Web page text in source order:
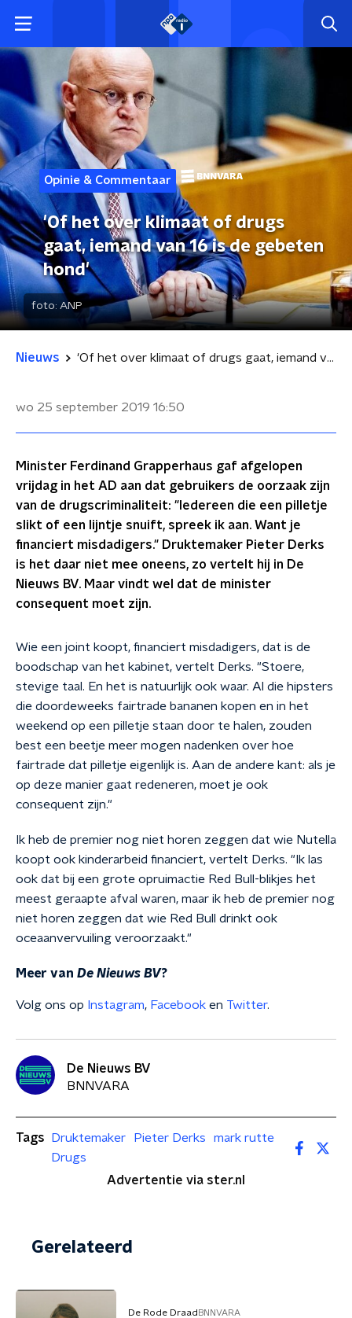
Opinie & Commentaar
'Of het over klimaat of drugs
gaat, iemand van 16 is de gebeten
hond'
foto: ANP
Nieuws 'Of het over klimaat of drugs gaat, iemand van 16 is de gebeten hond'
wo 25 september 2019 16:50
Minister Ferdinand Grapperhaus gaf afgelopen
vrijdag in het AD aan dat gebruikers de oorzaak zijn
van de drugscriminaliteit: "Iedereen die een pilletje
slikt of een lijntje snuift, spreek ik aan. Want je
financiert misdadigers." Druktemaker Pieter Derks
is het daar niet mee oneens, zo vertelt hij in De
Nieuws BV. Maar vindt wel dat de minister
consequent moet zijn.
Wie een joint koopt, financiert misdadigers, dat is de
boodschap van het kabinet, vertelt Derks. "Stoere,
stevige taal. En het is natuurlijk ook waar. Al die hipsters
die doordeweeks fairtrade bananen kopen en in het
weekend op een pilletje staan door te halen, zouden
best een beetje meer mogen nadenken over hoe
fairtrade dat pilletje eigenlijk is. Aan de andere kant: als je
op deze manier gaat redeneren, moet je ook
consequent zijn."
Ik heb de premier nog niet horen zeggen dat wie Nutella
koopt ook kinderarbeid financiert, vertelt Derks. "Ik las
ook dat bij een grote opruimactie Red Bull-blikjes het
meest geraapte afval waren, maar ik heb de premier nog
niet horen zeggen dat wie Red Bull drinkt ook
oceaanvervuiling veroorzaakt."
Meer van De Nieuws BV?
Volg ons op Instagram, Facebook en Twitter.
De Nieuws BV
BNNVARA
Tags Druktemaker Pieter Derks
mark rutte
Drugs
Advertentie via ster.nl
Gerelateerd
De Rode Draad BNNVARA